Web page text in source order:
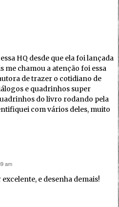
HQ desde que ela foi lançada
me chamou a atenção foi essa
de trazer o cotidiano de
e quadrinhos super
do livro rodando pela
com vários deles, muito
am
e desenha demais!